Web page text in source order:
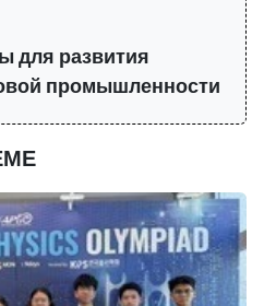
для развития
промышленности